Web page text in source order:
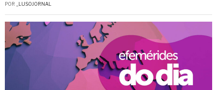
POR _LUSOJORNAL